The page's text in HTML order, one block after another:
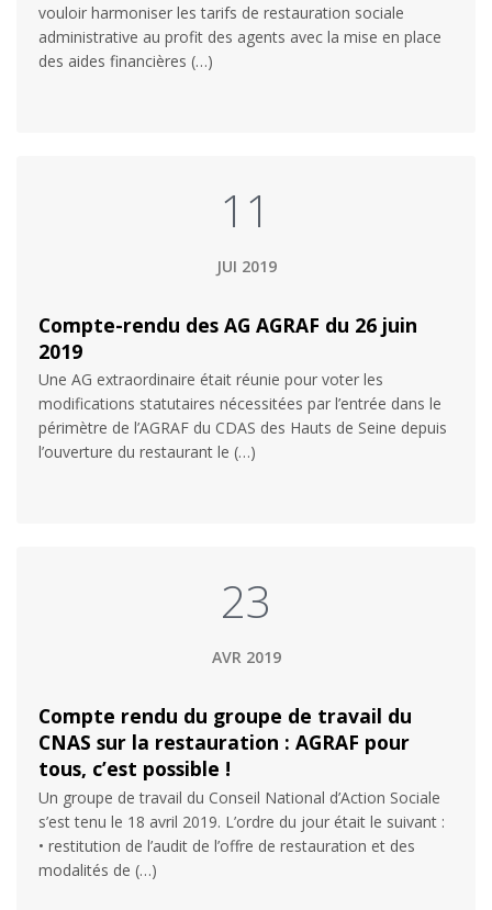
vouloir harmoniser les tarifs de restauration sociale
administrative au profit des agents avec la mise en place
des aides financières (…)
11
JUI 2019
Compte-rendu des AG AGRAF du 26 juin
2019
Une AG extraordinaire était réunie pour voter les
modifications statutaires nécessitées par l’entrée dans le
périmètre de l’AGRAF du CDAS des Hauts de Seine depuis
l’ouverture du restaurant le (…)
23
AVR 2019
Compte rendu du groupe de travail du
CNAS sur la restauration : AGRAF pour
tous, c’est possible !
Un groupe de travail du Conseil National d’Action Sociale
s’est tenu le 18 avril 2019. L’ordre du jour était le suivant :
• restitution de l’audit de l’offre de restauration et des
modalités de (…)